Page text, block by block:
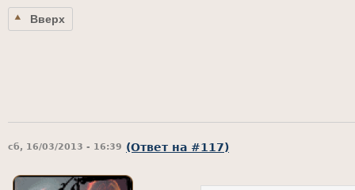
Вверх
сб, 16/03/2013 - 16:39 (Ответ на #117)